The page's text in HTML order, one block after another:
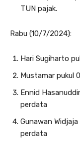
TUN pajak.
Rabu (10/7/2024):
Hari Sugiharto
Mustamar pukul
Ennid
perdata
Gunawan Widjaja
perdata